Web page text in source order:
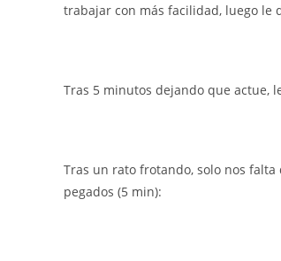
trabajar con más facilidad, luego le
Tras 5 minutos dejando que actue,
Tras un rato frotando, solo nos
pegados (5 min):